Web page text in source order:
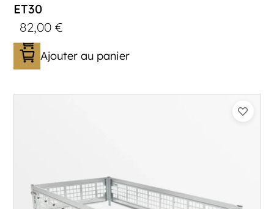
ET30
82,00€
Ajouter au panier